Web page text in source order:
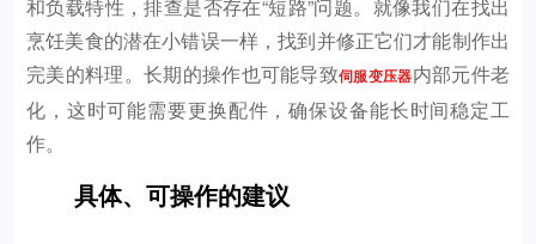
和负载特性，排查是否存在“短路”问题。就像我们在找出
烹饪美食的潜在小错误一样，找到并修正它们才能制作出
完美的料理。长期的操作也可能导致伺服变压器内部元件老
化，这时可能需要更换配件，确保设备能长时间稳定工
作。
具体、可操作的建议